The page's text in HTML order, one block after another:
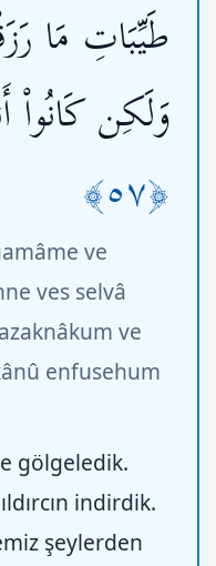
طَيِّبَاتِ مَا
وَلَكِن
﴿٥٧﴾
ve
ves selvâ
ve
enfusehum
gölgeledik.
indirdik.
şeylerden